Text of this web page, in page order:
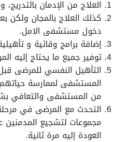
العلاج من الإدمان
كذلك العلاج بالمجان ولكن
دخول مستشفى الامل.
إضافة برامج وقائية و
توفير جميع ما يحتاج إليه
التأهيل النفسي للمرضى
المستشفى لممارسة حياتهم
من المستشفى والتعافي
التحدث مع المرضى في
مجموعات لتشجيع المدمنين
العودة إليه مرة ثانية.